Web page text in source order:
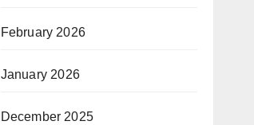
February 2026
January 2026
December 2025